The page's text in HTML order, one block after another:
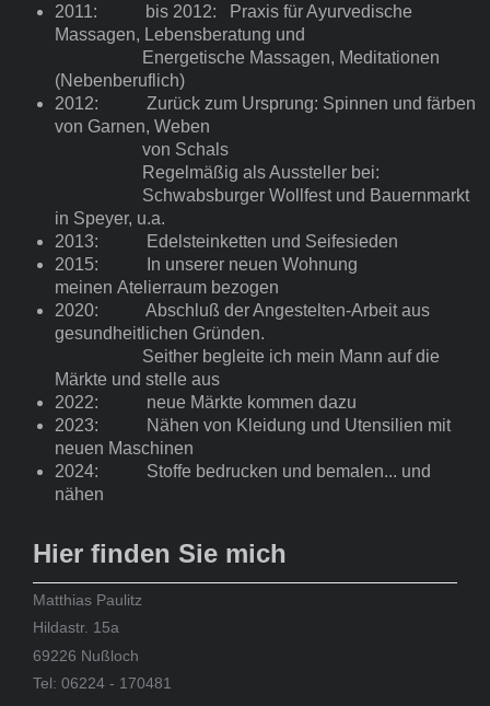
2011: bis 2012: Praxis für Ayurvedische
Massagen, Lebensberatung und
Energetische Massagen, Meditationen
(Nebenberuflich)
2012: Zurück zum Ursprung: Spinnen und färben
von Garnen, Weben
von Schals
Regelmäßig als Aussteller bei:
Schwabsburger Wollfest und Bauernmarkt
in Speyer, u.a.
2013: Edelsteinketten und Seifesieden
2015: In unserer neuen Wohnung
meinen Atelierraum bezogen
2020: Abschluß der Angestelten-Arbeit aus
gesundheitlichen Gründen.
Seither begleite ich mein Mann auf die
Märkte und stelle aus
2022: neue Märkte kommen dazu
2023: Nähen von Kleidung und Utensilien mit
neuen Maschinen
2024: Stoffe bedrucken und bemalen... und
nähen
Hier finden Sie mich
Matthias Paulitz
Hildastr. 15a
69226 Nußloch
Tel: 06224 - 170481